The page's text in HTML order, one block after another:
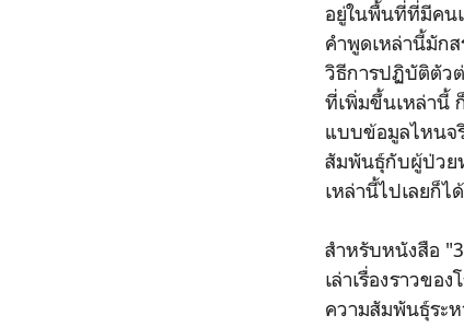
อยู่ในพื้นที่ที่มีคน
คำพูดเหล่านี้มัก
วิธีการปฏิบัติตัว
ที่เพิ่มขึ้นเหล่านี้
แบบข้อมูลไหนจ
สัมพันธุ์กับผู้ป่วยห
เหล่านี้ไปเลยก็ได้
สำหรับหนังสือ
เล่าเรื่องราวขอ
ความสัมพันธุ์ระ